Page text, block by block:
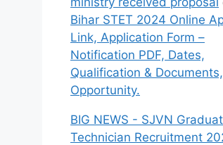
Bihar STET 2024 Online
Link, Application Form –
Notification PDF, Dates,
Qualification &
Opportunity.
BIG NEWS - SJVN
Technician Recruitment